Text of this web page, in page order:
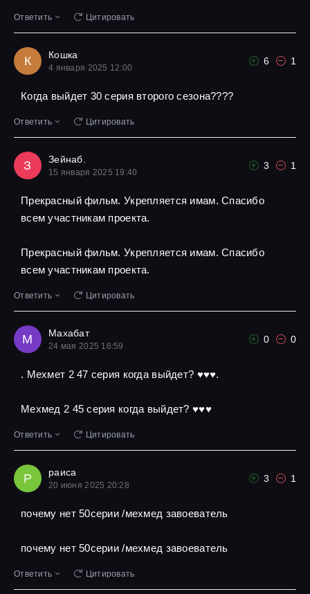
Ответить Цитировать
К Кошка
4 января 2025 12:00
6 1
Когда выйдет 30 серия второго сезона????
Ответить Цитировать
З Зейнаб.
15 января 2025 19:40
3 1
Прекрасный фильм. Укрепляется имам. Спасибо
всем участникам проекта.
Прекрасный фильм. Укрепляется имам. Спасибо
всем участникам проекта.
Ответить Цитировать
М Махабат
24 мая 2025 16:59
0 0
. Мехмет 2 47 серия когда выйдет? ♥️♥️♥️.
Мехмед 2 45 серия когда выйдет? ♥️♥️♥️
Ответить Цитировать
Р раиса
20 июня 2025 20:28
3 1
почему нет 50серии /мехмед завоеватель
почему нет 50серии /мехмед завоеватель
Ответить Цитировать